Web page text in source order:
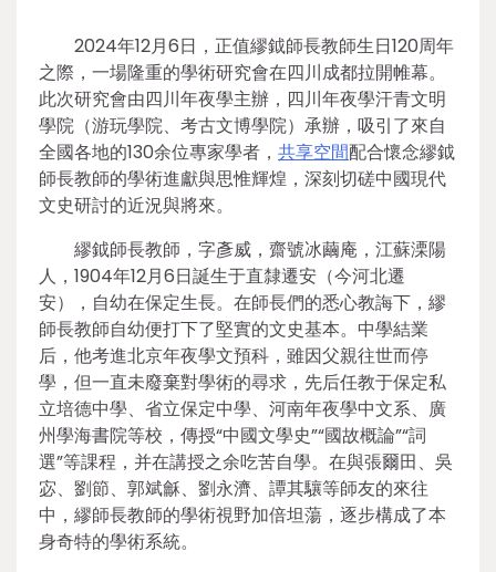
2024年12月6日，正值繆鉞師長教師生日120周年
之際，一場隆重的學術研究會在四川成都拉開帷幕。
此次研究會由四川年夜學主辦，四川年夜學汗青文明
學院（游玩學院、考古文博學院）承辦，吸引了來自
全國各地的130余位專家學者， 共享空間配合懷念繆鉞
師長教師的學術進獻與思惟輝煌，深刻切磋中國現代
文史研討的近況與將來。
繆鉞師長教師，字彥威，齋號冰繭庵，江蘇溧陽
人，1904年12月6日誕生于直隸遷安（今河北遷
安），自幼在保定生長。在師長們的悉心教誨下，繆
師長教師自幼便打下了堅實的文史基本。中學結業
后，他考進北京年夜學文預科，雖因父親往世而停
學，但一直未廢棄對學術的尋求，先后任教于保定私
立培德中學、省立保定中學、河南年夜學中文系、廣
州學海書院等校，傳授“中國文學史”“國故概論”“詞
選”等課程，并在講授之余吃苦自學。在與張爾田、吳
宓、劉節、郭斌龢、劉永濟、譚其驤等師友的來往
中，繆師長教師的學術視野加倍坦蕩，逐步構成了本
身奇特的學術系統。